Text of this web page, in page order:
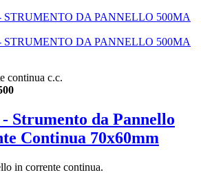
continua c.c.
Strumento da Pannello
Continua 70x60mm
in corrente continua.